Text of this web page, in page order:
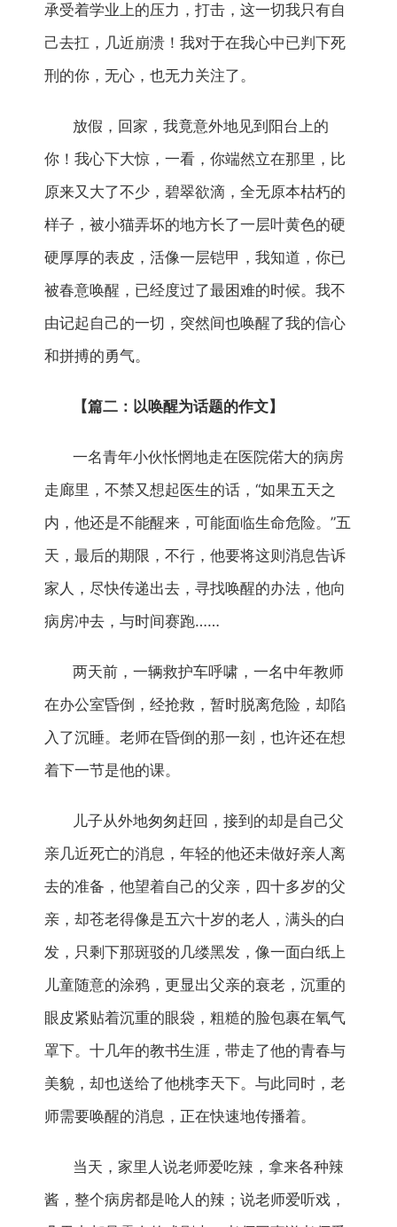
承受着学业上的压力，打击，这一切我只有自
己去扛，几近崩溃！我对于在我心中已判下死
刑的你，无心，也无力关注了。
放假，回家，我竟意外地见到阳台上的
你！我心下大惊，一看，你端然立在那里，比
原来又大了不少，碧翠欲滴，全无原本枯朽的
样子，被小猫弄坏的地方长了一层叶黄色的硬
硬厚厚的表皮，活像一层铠甲，我知道，你已
被春意唤醒，已经度过了最困难的时候。我不
由记起自己的一切，突然间也唤醒了我的信心
和拼搏的勇气。
【篇二：以唤醒为话题的作文】
一名青年小伙怅惘地走在医院偌大的病房
走廊里，不禁又想起医生的话，“如果五天之
内，他还是不能醒来，可能面临生命危险。”五
天，最后的期限，不行，他要将这则消息告诉
家人，尽快传递出去，寻找唤醒的办法，他向
病房冲去，与时间赛跑……
两天前，一辆救护车呼啸，一名中年教师
在办公室昏倒，经抢救，暂时脱离危险，却陷
入了沉睡。老师在昏倒的那一刻，也许还在想
着下一节是他的课。
儿子从外地匆匆赶回，接到的却是自己父
亲几近死亡的消息，年轻的他还未做好亲人离
去的准备，他望着自己的父亲，四十多岁的父
亲，却苍老得像是五六十岁的老人，满头的白
发，只剩下那斑驳的几缕黑发，像一面白纸上
儿童随意的涂鸦，更显出父亲的衰老，沉重的
眼皮紧贴着沉重的眼袋，粗糙的脸包裹在氧气
罩下。十几年的教书生涯，带走了他的青春与
美貌，却也送给了他桃李天下。与此同时，老
师需要唤醒的消息，正在快速地传播着。
当天，家里人说老师爱吃辣，拿来各种辣
酱，整个病房都是呛人的辣；说老师爱听戏，